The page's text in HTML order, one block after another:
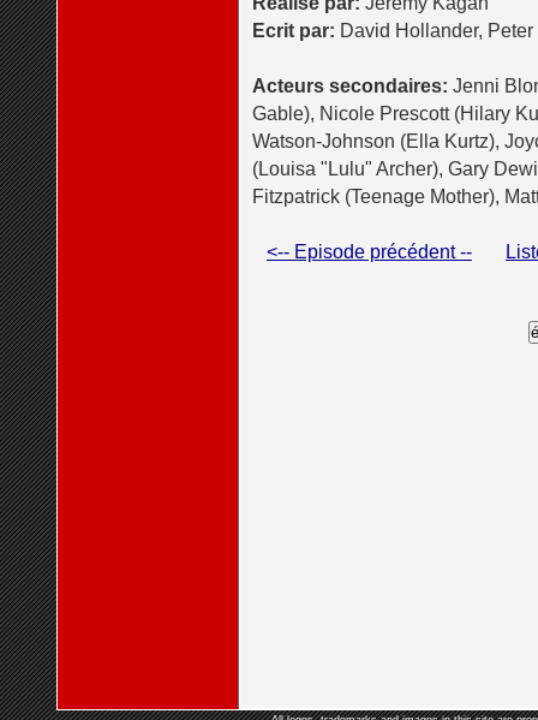
Ecrit par: David Hollander,
Acteurs secondaires: Jenni
Gable), Nicole Prescott (Hilary
Watson-Johnson (Ella Kurtz),
(Louisa "Lulu" Archer), Gary
Fitzpatrick (Teenage Mother),
<-- Episode précédent --